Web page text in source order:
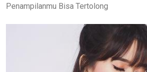
Penampilanmu Bisa Tertolong